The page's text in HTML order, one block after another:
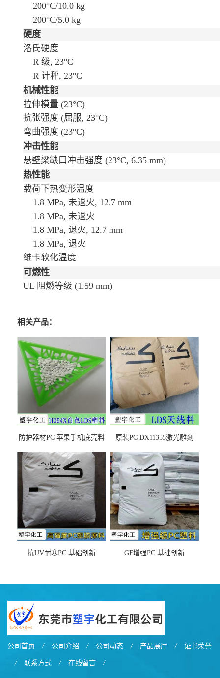
200°C/10.0 kg
200°C/5.0 kg
硬度
洛氏硬度
R 级, 23°C
R 计秤, 23°C
机械性能
拉伸模量 (23°C)
抗张强度 (屈服, 23°C)
弯曲强度 (23°C)
冲击性能
悬壁梁缺口冲击强度 (23°C, 6.35 mm)
热性能
载荷下热变形温度
1.8 MPa, 未退火, 12.7 mm
1.8 MPa, 未退火
1.8 MPa, 退火, 12.7 mm
1.8 MPa, 退火
维卡软化温度
可燃性
UL 阻燃等级 (1.59 mm)
相关产品：
防护器材PC 苹果手机底壳料
之忧
原装PC DX11355激光雕刻
抗UV耐寒PC 基础创新
GF增强PC 基础创新
公司首页 / 公司介绍 / 公司动态 / 产品展厅 / 证书荣誉
/ 联系方式 / 在线留言 /